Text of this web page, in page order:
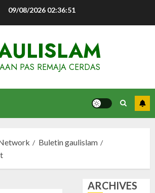
09/08/2026 02:36:52
PAS REMAJA CERDAS
Buletin gaulislam
ARCHIVES